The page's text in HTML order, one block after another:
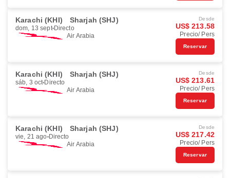
Karachi (KHI) Sharjah (SHJ)
dom, 13 sept Directo
Air Arabia
Desde
US$ 213.58
Precio/ Pers
Reservar
Karachi (KHI) Sharjah (SHJ)
sáb, 3 oct Directo
Air Arabia
Desde
US$ 213.61
Precio/ Pers
Reservar
Karachi (KHI) Sharjah (SHJ)
vie, 21 ago Directo
Air Arabia
Desde
US$ 217.42
Precio/ Pers
Reservar